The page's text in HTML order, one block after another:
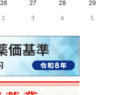
26 27 28
29
2 3 4 5